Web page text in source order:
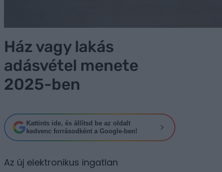
Ház vagy lakás
adásvétel menete
2025-ben
Kattints ide, és állítsd be az oldalt
kedvenc forrásodként a Google-ben!
Az új elektronikus ingatlan